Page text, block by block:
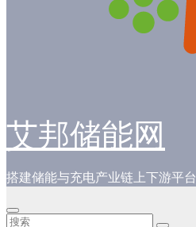
艾邦储能网
搭建储能与充电产业链上下游平台